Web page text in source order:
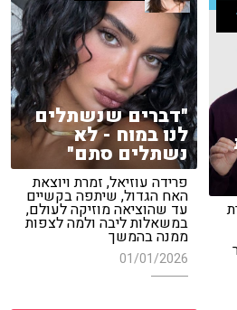
"דברים שנשתלים
לנו במוח - לא
נשתלים סתם"
פרידה עוזיאל, זמרת ויוצאת
האח הגדול, שיתפה בקשיים
עד שהוציאה מוזיקה לעולם,
במשאלות ליבה ולמה לצפות
ממנה בהמשך
01/01/2026